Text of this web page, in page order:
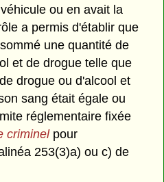
ou en avait la
a permis d'établir que
une quantité de
et de drogue telle que
drogue ou d'alcool et
sang était égale ou
réglementaire fixée
criminelpour
253(3)a) ou c) de